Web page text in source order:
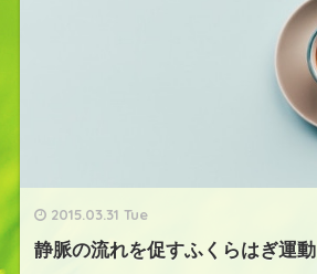
2015.03.31 Tue
静脈の流れを促すふくらはぎ運動